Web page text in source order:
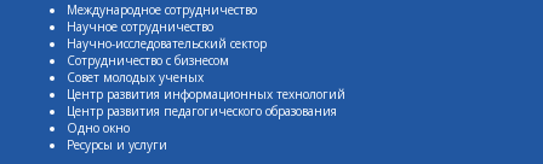
Международное сотрудничество
Научное сотрудничество
Научно-исследовательский сектор
Сотрудничество с бизнесом
Совет молодых ученых
Центр развития информационных технологий
Центр развития педагогического образования
Одно окно
Ресурсы и услуги